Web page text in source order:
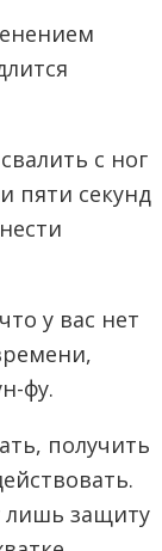
с ног
пяти секунд
у вас нет
фу.
получить
лишь защиту